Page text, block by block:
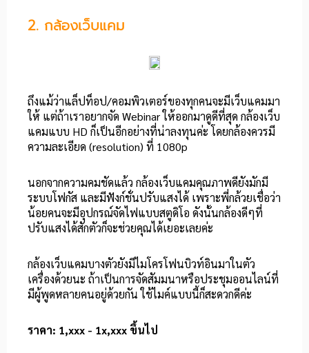
2. กล้องเว็บแคม
ถึงแม้ว่าแล็ปท็อป/คอมพิวเตอร์ของทุกคนจะมีเว็บแคมมา
ให้ แต่ถ้าเราอยากจัด Webinar ให้ออกมาดูดีที่สุด กล้องเว็บ
แคมแบบ HD ก็เป็นอีกอย่างที่น่าลงทุนค่ะ โดยกล้องควรมี
ความละเอียด (resolution) ที่ 1080p
นอกจากความคมชัดแล้ว กล้องเว็บแคมคุณภาพดียังมักมี
ระบบโฟกัส และมีฟังก์ชั่นปรับแสงได้ เพราะพี่กล้วยเชื่อว่า
น้อยคนจะมีอุปกรณ์จัดไฟแบบสตูดิโอ ดังนั้นกล้องดีๆที่
ปรับแสงได้สักตัวก็จะช่วยคุณได้เยอะเลยค่ะ
กล้องเว็บแคมบางตัวยังมีไมโครโฟนบิวท์อินมาในตัว
เครื่องด้วยนะ ถ้าเป็นการจัดสัมมนาหรือประชุมออนไลน์ที่
มีผู้พูดหลายคนอยู่ด้วยกัน ใช้ไมค์แบบนี้ก็สะดวกดีค่ะ
ราคา: 1,xxx - 1x,xxx ขึ้นไป